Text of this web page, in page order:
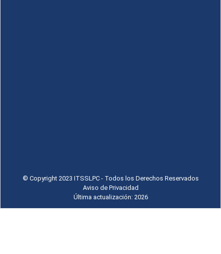
© Copyright 2023 ITSSLPC - Todos los Derechos Reservados
Aviso de Privacidad
Última actualización: 2026